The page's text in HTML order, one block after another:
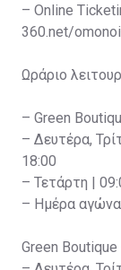
– Online
360.net/
Ωράριο
– Green
– Δευτέρα,
18:00
– Τετάρτη |
– Ημέρα
Green